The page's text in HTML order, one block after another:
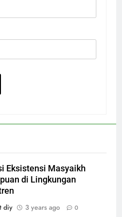
Eksistensi Masyaikh
di Lingkungan
diy
3 years ago 0